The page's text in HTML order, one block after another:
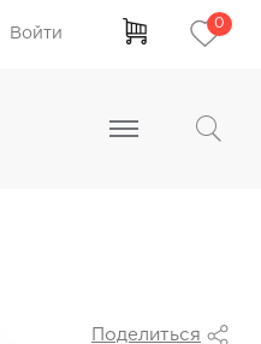
Войти
0
Поделиться